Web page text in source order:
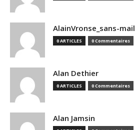
AlainVronse_sans-mail
0 ARTICLES 0 Commentaires
Alan Dethier
0 ARTICLES 0 Commentaires
Alan Jamsin